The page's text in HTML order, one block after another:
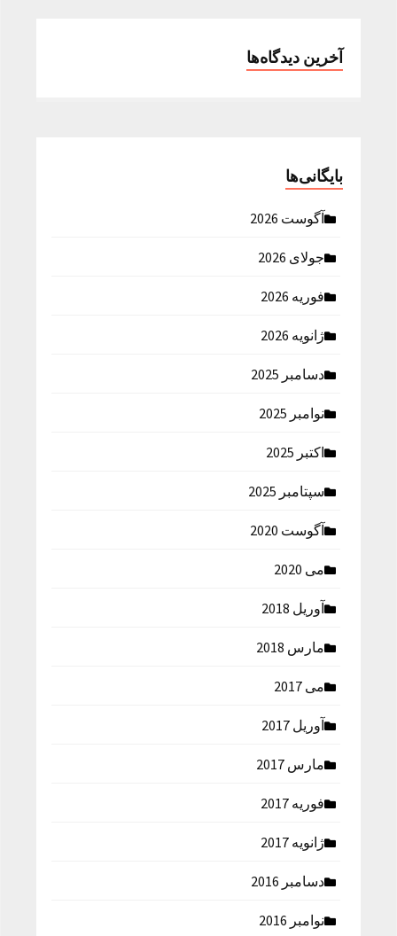
آخرین دیدگاه‌ها
بایگانی‌ها
آگوست 2026
جولای 2026
فوریه 2026
ژانویه 2026
دسامبر 2025
نوامبر 2025
اکتبر 2025
سپتامبر 2025
آگوست 2020
می 2020
آوریل 2018
مارس 2018
می 2017
آوریل 2017
مارس 2017
فوریه 2017
ژانویه 2017
دسامبر 2016
نوامبر 2016